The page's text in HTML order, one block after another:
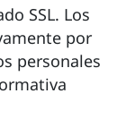
SSL. Los
por
personales